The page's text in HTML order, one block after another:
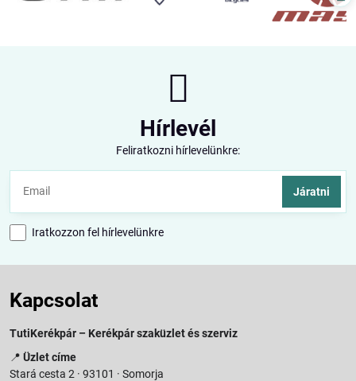
Hírlevél
Feliratkozni hírlevelünkre:
Járatni
Iratkozzon fel hírlevelünkre
Kapcsolat
TutiKerékpár – Kerékpár szaküzlet és szerviz
📍 Üzlet címe
Stará cesta 2 · 93101 · Somorja